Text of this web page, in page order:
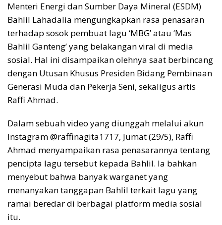
Menteri Energi dan Sumber Daya Mineral (ESDM)
Bahlil Lahadalia mengungkapkan rasa penasaran
terhadap sosok pembuat lagu ‘MBG’ atau ‘Mas
Bahlil Ganteng’ yang belakangan viral di media
sosial. Hal ini disampaikan olehnya saat berbincang
dengan Utusan Khusus Presiden Bidang Pembinaan
Generasi Muda dan Pekerja Seni, sekaligus artis
Raffi Ahmad.
Dalam sebuah video yang diunggah melalui akun
Instagram @raffinagita1717, Jumat (29/5), Raffi
Ahmad menyampaikan rasa penasarannya tentang
pencipta lagu tersebut kepada Bahlil. Ia bahkan
menyebut bahwa banyak warganet yang
menanyakan tanggapan Bahlil terkait lagu yang
ramai beredar di berbagai platform media sosial
itu.